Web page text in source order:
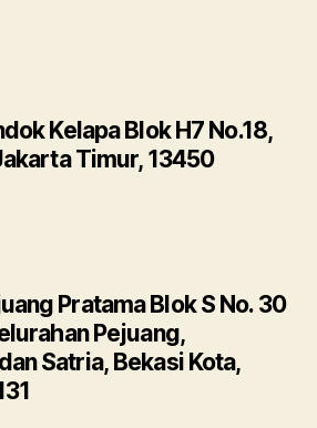
Kelapa Blok H7 No.18,
Timur, 13450
Pratama Blok S No. 30
Pejuang,
Satria, Bekasi Kota,